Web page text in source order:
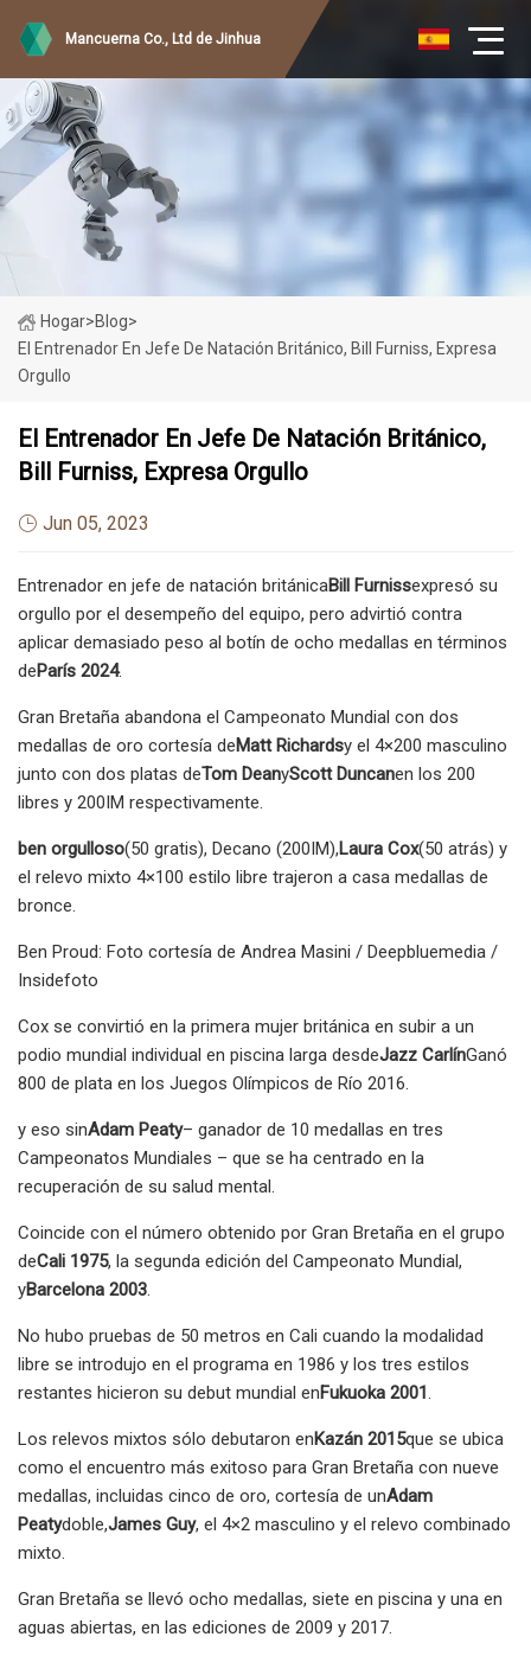
Mancuerna Co., Ltd de Jinhua
Hogar>Blog>
El Entrenador En Jefe De Natación Británico, Bill Furniss, Expresa
Orgullo
El Entrenador En Jefe De Natación Británico,
Bill Furniss, Expresa Orgullo
Jun 05, 2023
Entrenador en jefe de natación británicaBill Furnissexpresó su
orgullo por el desempeño del equipo, pero advirtió contra
aplicar demasiado peso al botín de ocho medallas en términos
deParís 2024.
Gran Bretaña abandona el Campeonato Mundial con dos
medallas de oro cortesía deMatt Richardsy el 4×200 masculino
junto con dos platas deTom DeanyScott Duncanen los 200
libres y 200IM respectivamente.
ben orgulloso(50 gratis), Decano (200IM),Laura Cox(50 atrás) y
el relevo mixto 4×100 estilo libre trajeron a casa medallas de
bronce.
Ben Proud: Foto cortesía de Andrea Masini / Deepbluemedia /
Insidefoto
Cox se convirtió en la primera mujer británica en subir a un
podio mundial individual en piscina larga desdeJazz CarlínGanó
800 de plata en los Juegos Olímpicos de Río 2016.
y eso sinAdam Peaty– ganador de 10 medallas en tres
Campeonatos Mundiales – que se ha centrado en la
recuperación de su salud mental.
Coincide con el número obtenido por Gran Bretaña en el grupo
deCali 1975, la segunda edición del Campeonato Mundial,
yBarcelona 2003.
No hubo pruebas de 50 metros en Cali cuando la modalidad
libre se introdujo en el programa en 1986 y los tres estilos
restantes hicieron su debut mundial enFukuoka 2001.
Los relevos mixtos sólo debutaron enKazán 2015que se ubica
como el encuentro más exitoso para Gran Bretaña con nueve
medallas, incluidas cinco de oro, cortesía de unAdam
Peatydoble,James Guy, el 4×2 masculino y el relevo combinado
mixto.
Gran Bretaña se llevó ocho medallas, siete en piscina y una en
aguas abiertas, en las ediciones de 2009 y 2017.